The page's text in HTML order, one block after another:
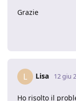
Grazie
L Lisa 12 giu
Ho risolto il